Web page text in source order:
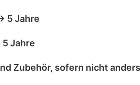
5 Jahre
5 Jahre
Zubehör, sofern nicht